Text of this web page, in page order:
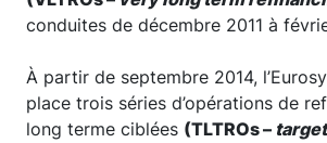
conduites de décembre 2011 à
À partir de septembre 2014,
place trois séries d’opérations de
long terme ciblées (TLTROs –